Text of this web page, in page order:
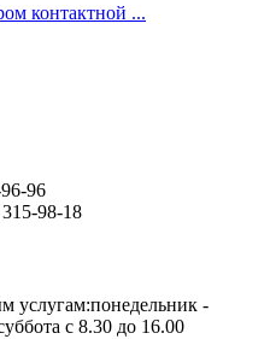
контактной ...
96
315-98-18
услугам:понедельник -
с 8.30 до 16.00